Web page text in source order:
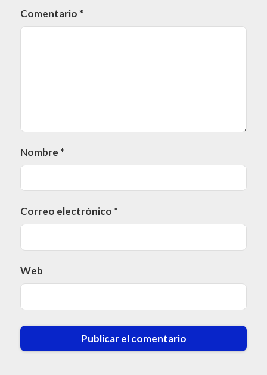
Comentario *
Nombre *
Correo electrónico *
Web